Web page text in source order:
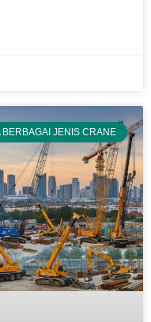
BERBAGAI JENIS CRANE